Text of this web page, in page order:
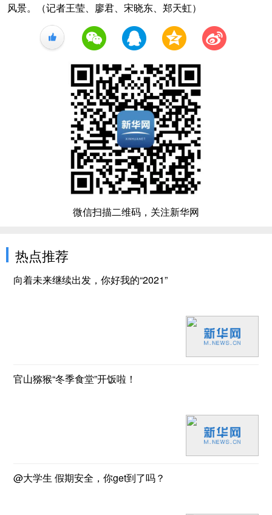
风景。（记者王莹、廖君、宋晓东、郑天虹）
+1
微信扫描二维码，关注新华网
热点推荐
向着未来继续出发，你好我的“2021”
官山猕猴“冬季食堂”开饭啦！
@大学生 假期安全，你get到了吗？